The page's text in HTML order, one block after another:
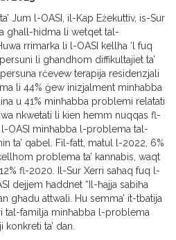
Jum l-OASI, il-Kap Eżekuttiv, is-Sur
għall-ħidma li wetqet tal-
rrimarka li l-OASI kellha ‘l fuq
li għandhom diffikultajiet ta’
rċevew terapija residenzjali
li 44% ġew inizjalment minħabba
u 41% minħabba problemi relatati
nkwetati li kien hemm nuqqas fl-
l-OASI minħabba l-problema tal-
ta’ qabel. Fil-fatt, matul l-2022, 6%
problema ta’ kannabis, waqt
fl-2020. Il-Sur Xerri saħaq fuq l-
dejjem ħaddnet “Il-ħajja sabiħa
għadu attwali. Hu semma’ it-tbatija
tal-familja minħabba l-problema
konkreti ta’ dan.